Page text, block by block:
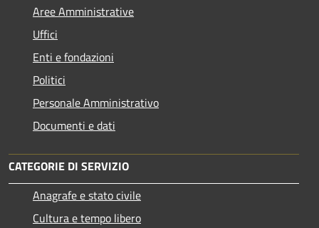
Aree Amministrative
Uffici
Enti e fondazioni
Politici
Personale Amministrativo
Documenti e dati
CATEGORIE DI SERVIZIO
Anagrafe e stato civile
Cultura e tempo libero